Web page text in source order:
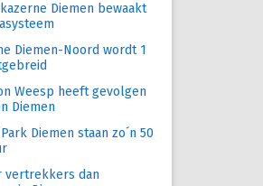
Diemen bewaakt
Diemen-Noord wordt 1
Weesp heeft gevolgen
Diemen
Diemen staan zo´n 50
vertrekkers dan